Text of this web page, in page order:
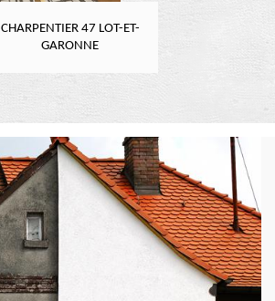
CHARPENTIER 47 LOT-ET-
GARONNE